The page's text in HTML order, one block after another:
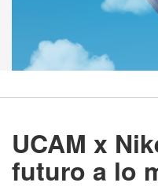
UCAM x
futuro a lo